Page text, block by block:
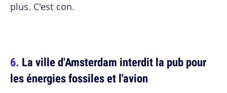
plus. C'est con.
La ville d'Amsterdam interdit la pub pour
les énergies fossiles et l'avion